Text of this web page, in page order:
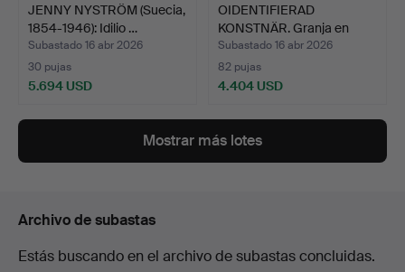
JENNY NYSTRÖM (Suecia,
1854-1946): Idilio …
Subastado 16 abr 2026
30 pujas
5.694 USD
OIDENTIFIERAD
KONSTNÄR. Granja en
paisaje …
Subastado 16 abr 2026
82 pujas
4.404 USD
Mostrar más lotes
Archivo de subastas
Estás buscando en el archivo de subastas concluidas.